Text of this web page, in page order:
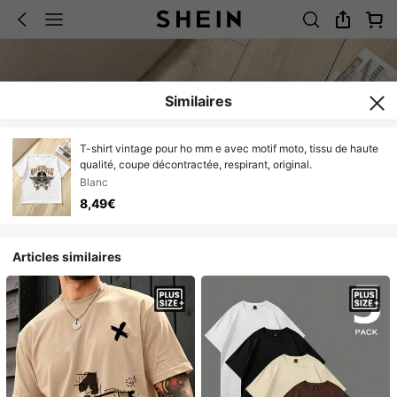
Similaires
T-shirt vintage pour ho mm e avec motif moto, tissu de haute
qualité, coupe décontractée, respirant, original.
Blanc
8,49€
Articles similaires